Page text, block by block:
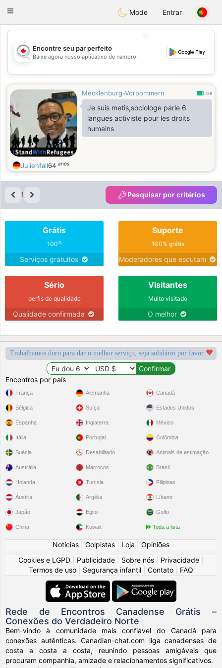
CANADIANchat
Toggle
Mode Entrar
💖
💕
Encontre seu par perfeito
Baixe agora nosso aplicativo de namoro!
Mecklenburg-Vorpommern 0.8
Je suis metis,sociologe parle 6
langues activiste pour les droits
humains
Julienfall64 anos
1 Pesquisar por critérios
Grátis
100%
Serviços gratuitos
Suporte
100% grátis
Moderadores que escutam
Sério
perfis de qualidade
Qualidade confirmada
Visitantes
Muito visitado
O melhor
Trabalhamos duro para dar o melhor serviço, seja solidário por favor
Encontros por país
França
Bélgica
Espanha
Itália
Suécia
Alemanha
Suíça
Inglaterra
Portugal
Desabilitado
Canadá
Estados Unidos
México
Colômbia
Animais de estimação
Austrália
Holanda
Áustria
Japão
China
Marrocos
Tunísia
Argélia
Egito
Kuwait
Brasil
Filipinas
Líbano
Golfo
Toda a lista
Notícias Golpistas Loja
Opiniões
Cookies e LGPD
Publicidade Sobre nós Privacidade
Termos de uso
Segurança infantil Contato FAQ
Rede de Encontros Canadense Grátis –
Conexões do Verdadeiro Norte
Bem-vindo à comunidade mais confiável do Canadá para
conexões autênticas. Canadian-chat.com liga canadenses de
costa a costa a costa, reunindo pessoas amigáveis que
procuram companhia, amizade e relacionamentos significativos.